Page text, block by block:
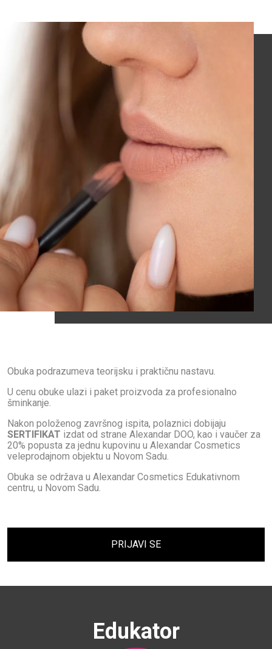
Obuka podrazumeva teorijsku i praktičnu nastavu.
U cenu obuke ulazi i paket proizvoda za profesionalno
šminkanje.
Nakon položenog završnog ispita, polaznici dobijaju
SERTIFIKAT izdat od strane Alexandar DOO, kao i vaučer za
20% popusta za jednu kupovinu u Alexandar Cosmetics
veleprodajnom objektu u Novom Sadu.
Obuka se održava u Alexandar Cosmetics Edukativnom
centru, u Novom Sadu.
PRIJAVI SE
Edukator